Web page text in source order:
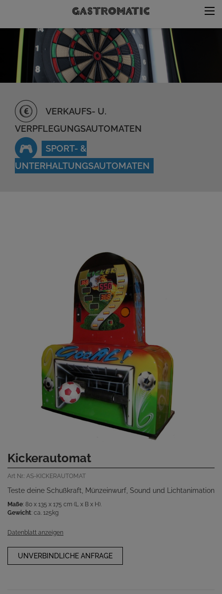
VERKAUFS- U.
VERPFLEGUNGSAUTOMATEN
SPORT- &
UNTERHALTUNGSAUTOMATEN
Kickerautomat
Art Nr.: AS-KICKERAUTOMAT
Teste deine Schußkraft, Münzeinwurf, Sound und Lichtanimation
Maße: 80 x 135 x 175 cm (L x B x H).
Gewicht: ca. 125kg
Datenblatt anzeigen
UNVERBINDLICHE ANFRAGE